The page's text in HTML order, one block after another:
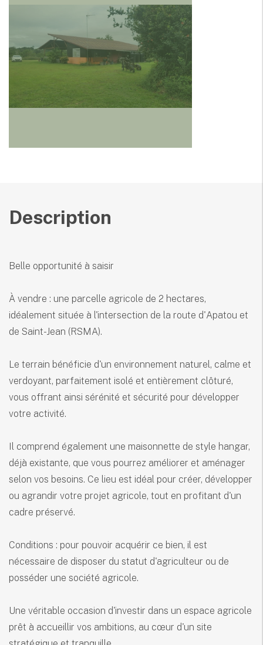
Description
Belle opportunité à saisir
À vendre : une parcelle agricole de 2 hectares,
idéalement située à l'intersection de la route d'Apatou et
de Saint-Jean (RSMA).
Le terrain bénéficie d'un environnement naturel, calme et
verdoyant, parfaitement isolé et entièrement clôturé,
vous offrant ainsi sérénité et sécurité pour développer
votre activité.
Il comprend également une maisonnette de style hangar,
déjà existante, que vous pourrez améliorer et aménager
selon vos besoins. Ce lieu est idéal pour créer, développer
ou agrandir votre projet agricole, tout en profitant d'un
cadre préservé.
Conditions : pour pouvoir acquérir ce bien, il est
nécessaire de disposer du statut d'agriculteur ou de
posséder une société agricole.
Une véritable occasion d'investir dans un espace agricole
prêt à accueillir vos ambitions, au cœur d'un site